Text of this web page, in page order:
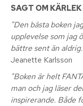
SAGT OM
"Den bästa boken
upplevelse som jag
bättre sent än
Jeanette Karlsson
"Boken är helt
man och jag läser
inspirerande. Både